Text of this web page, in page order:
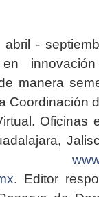
-
manera
Coordinación
Oficinas
. Editor